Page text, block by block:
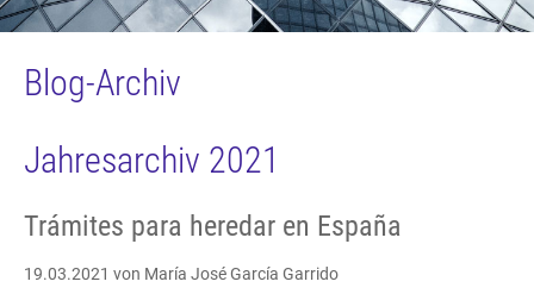
Blog-Archiv
Jahresarchiv 2021
Trámites para heredar en España
19.03.2021 von María José García Garrido